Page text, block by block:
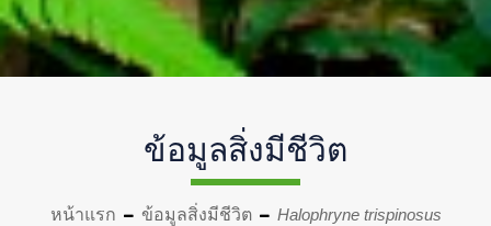
ข้อมูลสิ่งมีชีวิต
หน้าแรก ข้อมูลสิ่งมีชีวิต Halophryne trispinosus